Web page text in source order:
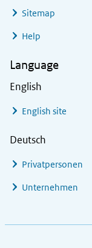
Sitemap
Help
Language
English
English site
Deutsch
Privatpersonen
Unternehmen